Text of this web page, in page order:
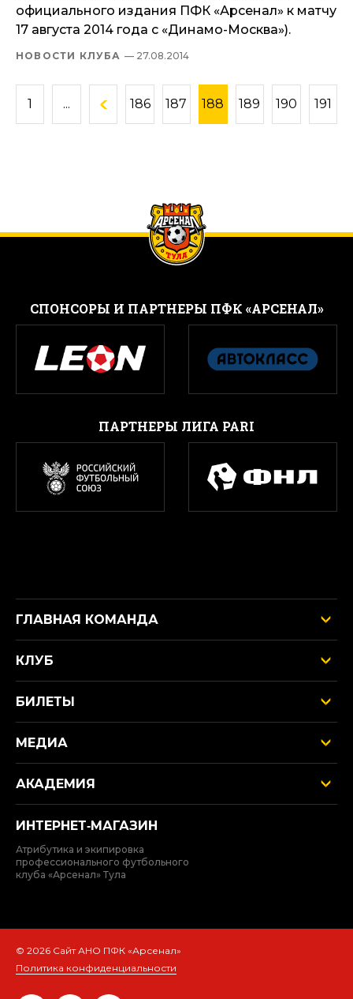
официального издания ПФК «Арсенал» к матчу
17 августа 2014 года с «Динамо-Москва»).
НОВОСТИ КЛУБА — 27.08.2014
1 ... 186 187 188 189 190 191
CПОНСОРЫ И ПАРТНЕРЫ ПФК «АРСЕНАЛ»
ПАРТНЕРЫ ЛИГА PARI
ГЛАВНАЯ КОМАНДА
КЛУБ
БИЛЕТЫ
МЕДИА
АКАДЕМИЯ
ИНТЕРНЕТ‑МАГАЗИН
Атрибутика и экипировка
профессионального футбольного
клуба «Арсенал» Тула
© 2026 Сайт АНО ПФК «Арсенал»
Политика конфиденциальности